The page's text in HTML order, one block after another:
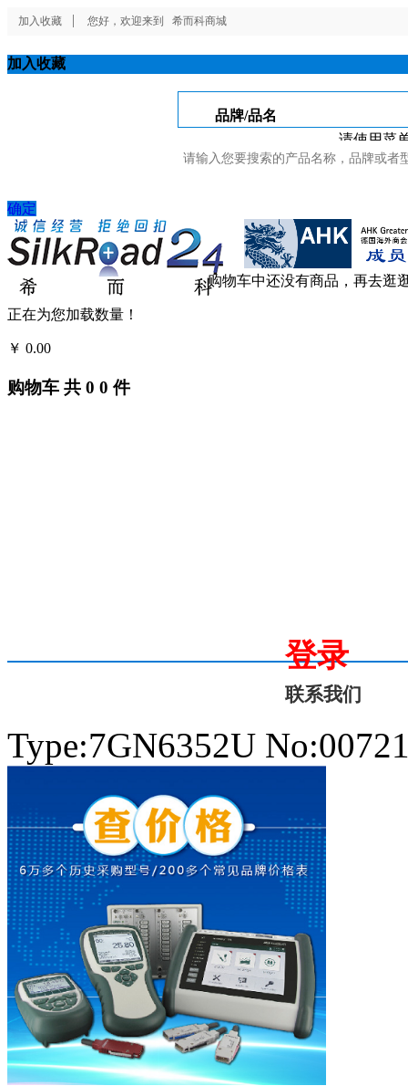
加入收藏 您好，欢迎来到 希而科商城
加入收藏
请使用菜
确定
购物车中还没有商品，再去逛
正在为您加载数量！
￥ 0.00
购物车 共 0 0 件
品牌/品名
登录
联系我们
Type:7GN6352U